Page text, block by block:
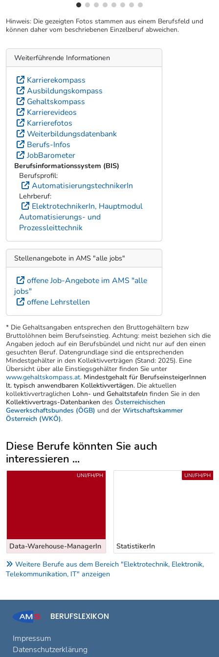
Hinweis: Die gezeigten Fotos stammen aus einem Berufsfeld und
können daher vom beschriebenen Einzelberuf abweichen.
Weiterführende Informationen
Karrierekompass
Ausbildungskompass
Gehaltskompass
Karrierevideos
Karrierefotos
Weiterbildungsdatenbank
Berufs-Infos
JobBarometer
Berufsinformationssystem (BIS)
Berufsprofil:
AutomatisierungstechnikerIn
Lehrberuf:
ElektrotechnikerIn, Hauptmodul
Automatisierungs- und
Prozessleittechnik
Stellenangebote in AMS "alle jobs"
offene Job-Angebote im AMS "alle
jobs"
offene Lehrstellen
* Die Gehaltsangaben entsprechen den Bruttogehältern bzw
Bruttolöhnen beim Berufseinstieg. Achtung: meist beziehen sich die
Angaben jedoch auf ein Berufsbündel und nicht nur auf den einen
gesuchten Beruf. Datengrundlage sind die entsprechenden
Mindestgehälter in den Kollektivverträgen (Stand: 2025). Eine
Übersicht über alle Einstiegsgehälter finden Sie unter
www.gehaltskompass.at. Mindestgehalt für BerufseinsteigerInnen
lt. typisch anwendbaren Kollektivvertägen. Die aktuellen
kollektivvertraglichen Lohn- und Gehaltstafeln finden Sie in den
Kollektivvertrags-Datenbanken des Österreichischen
Gewerkschaftsbundes (ÖGB) und der Wirtschaftskammer
Österreich (WKÖ).
Diese Berufe könnten Sie auch
interessieren ...
Uber weitere Berufsvorschläge
Data-Warehouse-ManagerIn
UNI/FH/PH
StatistikerIn
UNI/FH/PH
Weitere Berufe aus dem Bereich "Elektrotechnik, Elektronik,
Telekommunikation, IT" anzeigen
BERUFSLEXIKON
Impressum
Datenschutzerklärung